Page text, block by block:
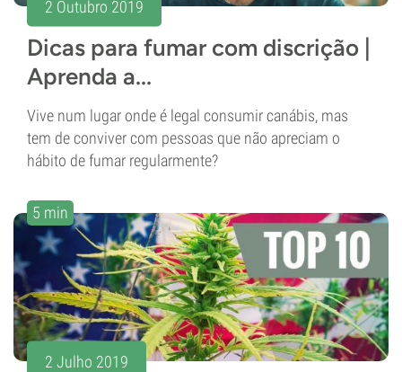
2 Outubro 2019
Dicas para fumar com discrição |
Aprenda a...
Vive num lugar onde é legal consumir canábis, mas
tem de conviver com pessoas que não apreciam o
hábito de fumar regularmente?
5 min
2 Julho 2019